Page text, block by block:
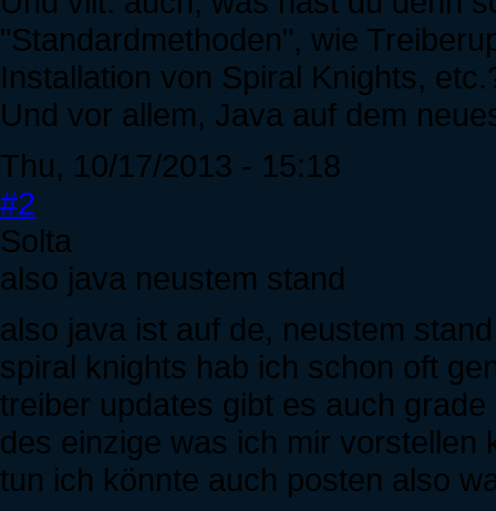
"Standardmethoden", wie
Installation von Spiral Knights,
Und vor allem, Java auf dem
Thu, 10/17/2013 - 15:18
#2
Solta
also java neustem stand
also java ist auf de, neustem
spiral knights hab ich schon oft
treiber updates gibt es auch grade
des einzige was ich mir
tun ich könnte auch posten also